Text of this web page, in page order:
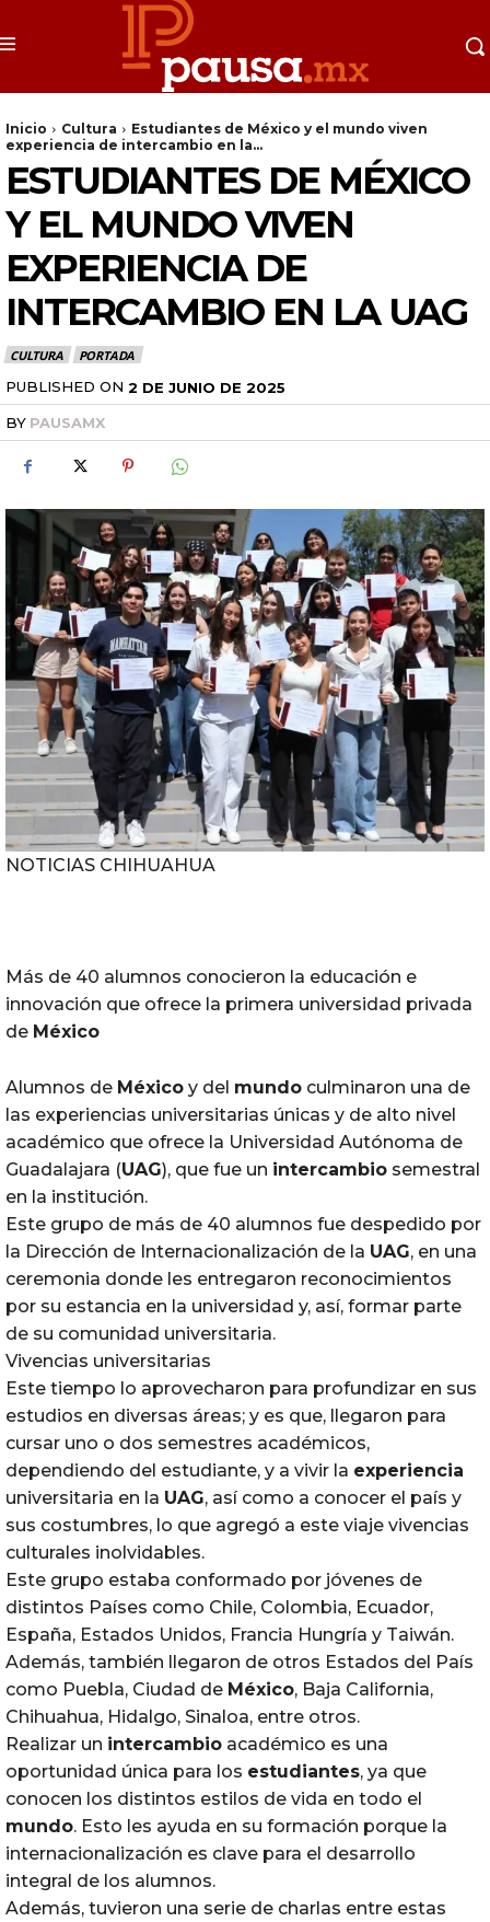
Inicio Cultura
Estudiantes de México y el mundo viven
experiencia de intercambio en la...
ESTUDIANTES DE MÉXICO
Y EL MUNDO VIVEN
EXPERIENCIA DE
INTERCAMBIO EN LA UAG
CULTURA PORTADA
PUBLISHED ON 2 DE JUNIO DE 2025
BY PAUSAMX
NOTICIAS CHIHUAHUA
Más de 40 alumnos conocieron la educación e
innovación que ofrece la primera universidad privada
de México
Alumnos de México y del mundo culminaron una de
las experiencias universitarias únicas y de alto nivel
académico que ofrece la Universidad Autónoma de
Guadalajara (UAG), que fue un intercambio semestral
en la institución.
Este grupo de más de 40 alumnos fue despedido por
la Dirección de Internacionalización de la UAG, en una
ceremonia donde les entregaron reconocimientos
por su estancia en la universidad y, así, formar parte
de su comunidad universitaria.
Vivencias universitarias
Este tiempo lo aprovecharon para profundizar en sus
estudios en diversas áreas; y es que, llegaron para
cursar uno o dos semestres académicos,
dependiendo del estudiante, y a vivir la experiencia
universitaria en la UAG, así como a conocer el país y
sus costumbres, lo que agregó a este viaje vivencias
culturales inolvidables.
Este grupo estaba conformado por jóvenes de
distintos Países como Chile, Colombia, Ecuador,
España, Estados Unidos, Francia Hungría y Taiwán.
Además, también llegaron de otros Estados del País
como Puebla, Ciudad de México, Baja California,
Chihuahua, Hidalgo, Sinaloa, entre otros.
Realizar un intercambio académico es una
oportunidad única para los estudiantes, ya que
conocen los distintos estilos de vida en todo el
mundo. Esto les ayuda en su formación porque la
internacionalización es clave para el desarrollo
integral de los alumnos.
Además, tuvieron una serie de charlas entre estas